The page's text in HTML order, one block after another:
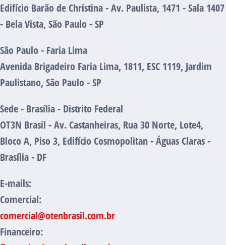
Edifício Barão de Christina - Av. Paulista, 1471 - Sala 1407
- Bela Vista, São Paulo - SP
São Paulo - Faria Lima
Avenida Brigadeiro Faria Lima, 1811, ESC 1119, Jardim
Paulistano, São Paulo - SP
Sede - Brasília - Distrito Federal
OT3N Brasil - Av. Castanheiras, Rua 30 Norte, Lote4,
Bloco A, Piso 3, Edifício Cosmopolitan - Águas Claras -
Brasília - DF
E-mails:
Comercial:
comercial@otenbrasil.com.br
Financeiro: